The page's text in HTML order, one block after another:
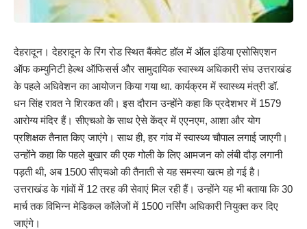
देहरादून। देहरादून के रिंग रोड स्थित बैंक्वेट हॉल में ऑल इंडिया एसोसिएशन
ऑफ कम्युनिटी हेल्थ ऑफिसर्स और सामुदायिक स्वास्थ्य अधिकारी संघ उत्तराखंड
के पहले अधिवेशन का आयोजन किया गया था. कार्यक्रम में स्वास्थ्य मंत्री डॉ.
धन सिंह रावत ने शिरकत की। इस दौरान उन्होंने कहा कि प्रदेशभर में 1579
आरोग्य मंदिर हैं। सीएचओ के साथ ऐसे केंद्र में एएनएम, आशा और योग
प्रशिक्षक तैनात किए जाएंगे। साथ ही, हर गांव में स्वास्थ्य चौपाल लगाई जाएगी।
उन्होंने कहा कि पहले बुखार की एक गोली के लिए आमजन को लंबी दौड़ लगानी
पड़ती थी, अब 1500 सीएचओ की तैनाती से यह समस्या खत्म हो गई है।
उत्तराखंड के गांवों में 12 तरह की सेवाएं मिल रही हैं। उन्होंने यह भी बताया कि 30
मार्च तक विभिन्न मेडिकल कॉलेजों में 1500 नर्सिंग अधिकारी नियुक्त कर दिए
जाएंगे।